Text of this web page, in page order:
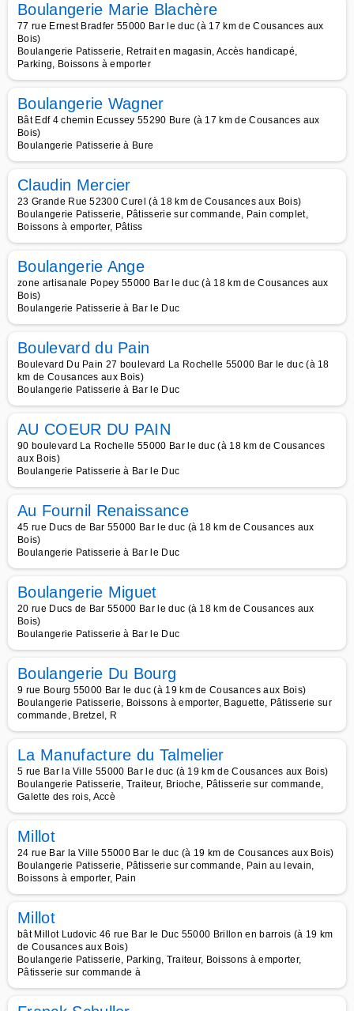
Boulangerie Marie Blachère
77 rue Ernest Bradfer 55000 Bar le duc (à 17 km de Cousances aux
Bois)
Boulangerie Patisserie, Retrait en magasin, Accès handicapé,
Parking, Boissons à emporter
Boulangerie Wagner
Bât Edf 4 chemin Ecussey 55290 Bure (à 17 km de Cousances aux
Bois)
Boulangerie Patisserie à Bure
Claudin Mercier
23 Grande Rue 52300 Curel (à 18 km de Cousances aux Bois)
Boulangerie Patisserie, Pâtisserie sur commande, Pain complet,
Boissons à emporter, Pâtiss
Boulangerie Ange
zone artisanale Popey 55000 Bar le duc (à 18 km de Cousances aux
Bois)
Boulangerie Patisserie à Bar le Duc
Boulevard du Pain
Boulevard Du Pain 27 boulevard La Rochelle 55000 Bar le duc (à 18
km de Cousances aux Bois)
Boulangerie Patisserie à Bar le Duc
AU COEUR DU PAIN
90 boulevard La Rochelle 55000 Bar le duc (à 18 km de Cousances
aux Bois)
Boulangerie Patisserie à Bar le Duc
Au Fournil Renaissance
45 rue Ducs de Bar 55000 Bar le duc (à 18 km de Cousances aux
Bois)
Boulangerie Patisserie à Bar le Duc
Boulangerie Miguet
20 rue Ducs de Bar 55000 Bar le duc (à 18 km de Cousances aux
Bois)
Boulangerie Patisserie à Bar le Duc
Boulangerie Du Bourg
9 rue Bourg 55000 Bar le duc (à 19 km de Cousances aux Bois)
Boulangerie Patisserie, Boissons à emporter, Baguette, Pâtisserie sur
commande, Bretzel, R
La Manufacture du Talmelier
5 rue Bar la Ville 55000 Bar le duc (à 19 km de Cousances aux Bois)
Boulangerie Patisserie, Traiteur, Brioche, Pâtisserie sur commande,
Galette des rois, Accè
Millot
24 rue Bar la Ville 55000 Bar le duc (à 19 km de Cousances aux Bois)
Boulangerie Patisserie, Pâtisserie sur commande, Pain au levain,
Boissons à emporter, Pain
Millot
bât Millot Ludovic 46 rue Bar le Duc 55000 Brillon en barrois (à 19 km
de Cousances aux Bois)
Boulangerie Patisserie, Parking, Traiteur, Boissons à emporter,
Pâtisserie sur commande à